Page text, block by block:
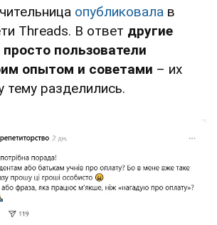
опубликовала в
Threads. В ответ другие
пользователи
опытом и советами – их
тему разделились.